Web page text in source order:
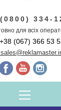
букви,
будь якої
ключ.
на зовнішню
(0800) 334-
для всіх
+38 (067) 366 53
Menu